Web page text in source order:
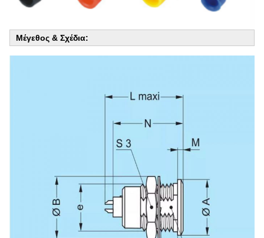
Μέγεθος & Σχέδια: